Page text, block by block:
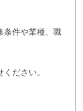
条件や業種、職
ださい。